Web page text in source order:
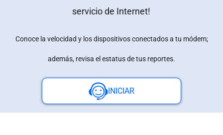
tu
servicio de Internet!
Conoce la velocidad y los dispositivos conectados a tu módem;
además, revisa el estatus de tus reportes.
INICIAR